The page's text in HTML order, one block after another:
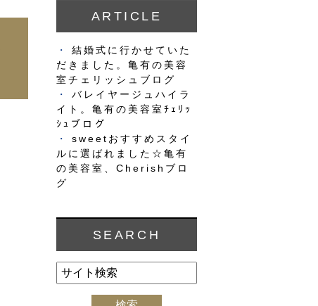
ARTICLE
結婚式に行かせていた
だきました。亀有の美容
室チェリッシュブログ
バレイヤージュハイラ
イト。亀有の美容室ﾁｪﾘｯ
ｼｭブログ
sweetおすすめスタイ
ルに選ばれました☆亀有
の美容室、Cherishブロ
グ
SEARCH